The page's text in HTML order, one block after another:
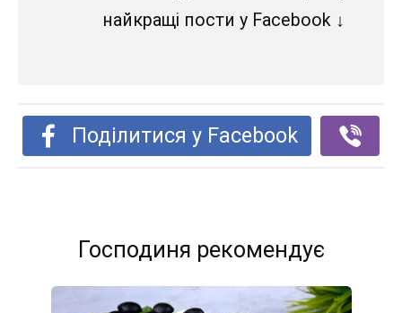
найкращі пости у Facebook ↓
Поділитися у Facebook
Господиня рекомендує